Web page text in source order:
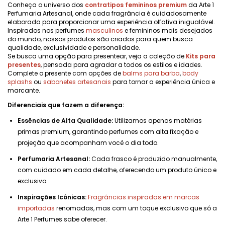
Conheça o universo dos contratipos femininos premiumda Arte 1
Perfumaria Artesanal, onde cada fragrância é cuidadosamente
elaborada para proporcionar uma experiência olfativa inigualável.
Inspirados nos perfumes masculinos e femininos mais desejados
do mundo, nossos produtos são criados para quem busca
qualidade, exclusividade e personalidade.
Se busca uma opção para presentear, veja a coleção de Kits para
presentes, pensada para agradar a todos os estilos e idades.
Complete o presente com opções debalms para barba,body
splashs ou sabonetes artesanais para tornar a experiência única e
marcante.
Diferenciais que fazem a diferença:
Essências de Alta Qualidade:Utilizamos apenas matérias
primas premium, garantindo perfumes com alta fixação e
projeção que acompanham você o dia todo.
Perfumaria Artesanal:Cada frasco é produzido manualmente,
com cuidado em cada detalhe, oferecendo um produto único e
exclusivo.
Inspirações Icônicas:Fragrâncias inspiradas em marcas
importadas renomadas, mas com um toque exclusivo que só a
Arte 1 Perfumes sabe oferecer.